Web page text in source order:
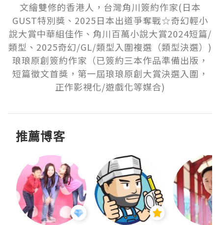
文繪雙修的香港人，台灣角川簽約作家(日本
GUST特別獎、2025日本出道爭奪戰☆奇幻輕小
說大賞中華組佳作、角川百萬小說大賞2024短篇/
類型、2025奇幻/GL/類型入圍複選（類型決選）)
琅琅原創簽約作家（已簽約三本作品準備出版，
短篇徵文首獎，第一屆琅琅原創大賞決選入圍，
正作影視化/遊戲化等媒合)
推薦博客